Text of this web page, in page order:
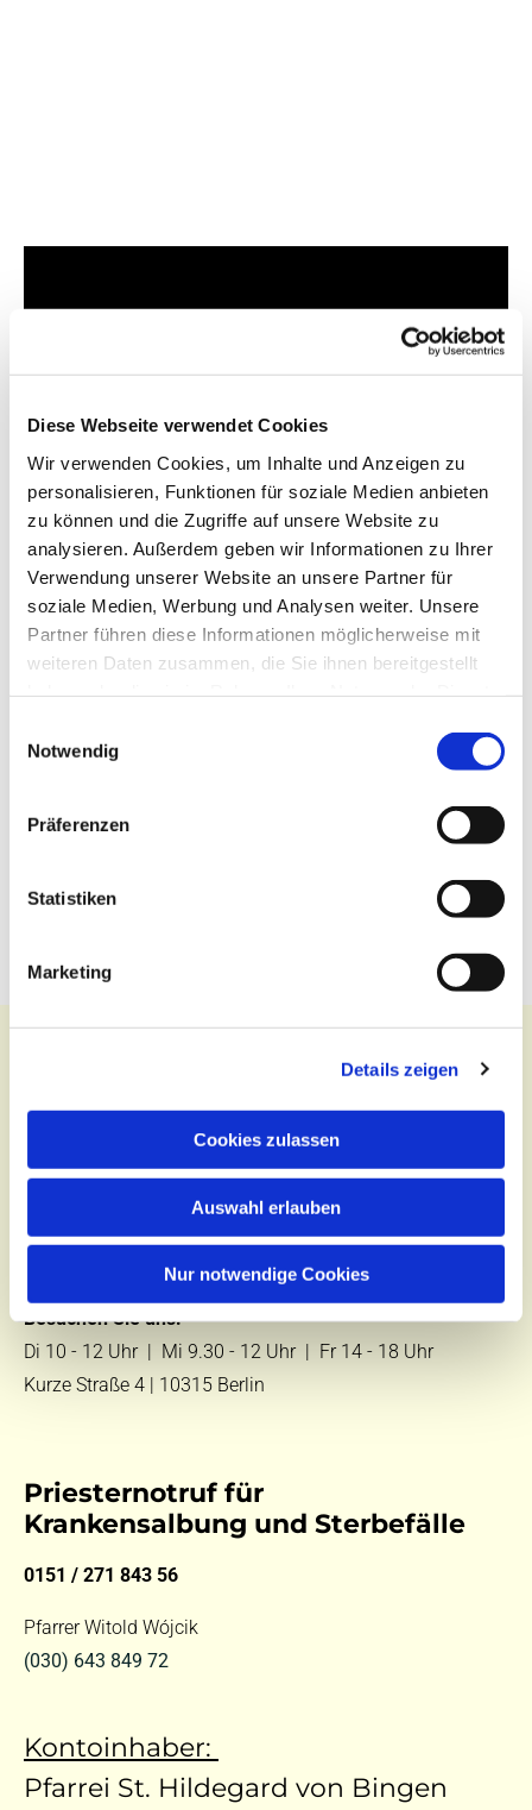
Diese Webseite verwendet Cookies
Wir verwenden Cookies, um Inhalte und Anzeigen zu
personalisieren, Funktionen für soziale Medien anbieten
zu können und die Zugriffe auf unsere Website zu
analysieren. Außerdem geben wir Informationen zu Ihrer
Verwendung unserer Website an unsere Partner für
soziale Medien, Werbung und Analysen weiter. Unsere
Partner führen diese Informationen möglicherweise mit
weiteren Daten zusammen, die Sie ihnen bereitgestellt
Notwendig
Präferenzen
Statistiken
Marketing
Details zeigen
Cookies zulassen
Auswahl erlauben
Nur notwendige Cookies
Dies könnte Sie auch
Zentralbüro
(030) 643 849 70
kontakt@st-hildegard-von-bingen.de
Besuchen Sie uns:
Di 10 - 12 Uhr | Mi 9.30 - 12 Uhr | Fr 14 - 18 Uhr
Kurze Straße 4 | 10315 Berlin
Priesternotruf für
Krankensalbung und Sterbefälle
0151 / 271 843 56
Pfarrer Witold Wójcik
(030) 643 849 72
Kontoinhaber:
Pfarrei St. Hildegard von Bingen